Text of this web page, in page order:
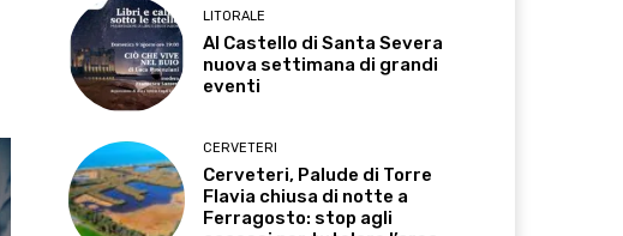
LITORALE
Al Castello di Santa Severa
nuova settimana di grandi
eventi
CERVETERI
Cerveteri, Palude di Torre
Flavia chiusa di notte a
Ferragosto: stop agli